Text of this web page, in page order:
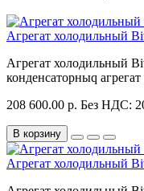
Агрегат холодильный
Агрегат холодильный
конденсаторныq
208 600.00 р. Без НДС:
В корзину
Агрегат холодильный